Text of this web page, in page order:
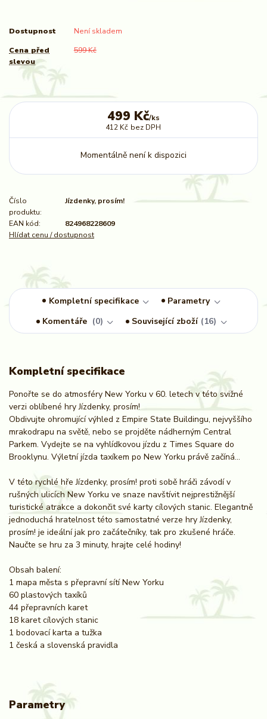
Dostupnost Není skladem
Cena před
slevou
599 Kč
499 Kč/ks
412 Kč bez DPH
Momentálně není k dispozici
Číslo
produktu:
Jízdenky, prosím!
EAN kód:
824968228609
Hlídat cenu / dostupnost
Kompletní specifikace
Parametry
Komentáře
0 Související zboží 16
Kompletní specifikace
Ponořte se do atmosféry New Yorku v 60. letech v této svižné
verzi oblíbené hry Jízdenky, prosím!
Obdivujte ohromující výhled z Empire State Buildingu, nejvyššího
mrakodrapu na světě, nebo se projděte nádherným Central
Parkem. Vydejte se na vyhlídkovou jízdu z Times Square do
Brooklynu. Výletní jízda taxíkem po New Yorku právě začíná...
V této rychlé hře Jízdenky, prosím! proti sobě hráči závodí v
rušných ulicích New Yorku ve snaze navštívit nejprestižnější
turistické atrakce a dokončit své karty cílových stanic. Elegantně
jednoduchá hratelnost této samostatné verze hry Jízdenky,
prosím! je ideální jak pro začátečníky, tak pro zkušené hráče.
Naučte se hru za 3 minuty, hrajte celé hodiny!
Obsah balení:
1 mapa města s přepravní sítí New Yorku
60 plastových taxíků
44 přepravních karet
18 karet cílových stanic
1 bodovací karta a tužka
1 česká a slovenská pravidla
Parametry